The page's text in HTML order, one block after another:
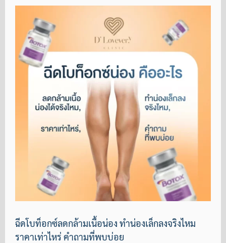
ฉีดโบท็อกซ์ลดกล้ามเนื้อน่อง ทำน่องเล็กลงจริงไหม
ราคาเท่าไหร่ คำถามที่พบบ่อย